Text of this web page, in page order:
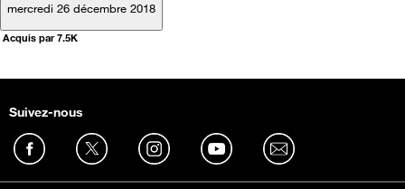
mercredi 26 décembre 2018
Acquis par 7.5K
Suivez-nous